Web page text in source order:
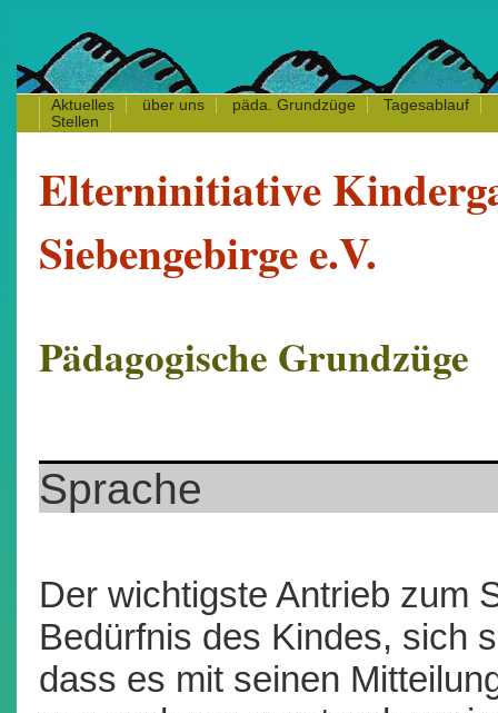
Aktuelles über uns päda. Grundzüge Tagesablauf
Stellen
Elterninitiative
Siebengebirge e.V.
Pädagogische Grundzüge
Sprache
Der wichtigste Antrieb zum
Bedürfnis des Kindes, sich
dass es mit seinen